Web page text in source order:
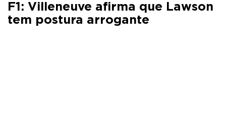
F1: Villeneuve afirma que Lawson
tem postura arrogante